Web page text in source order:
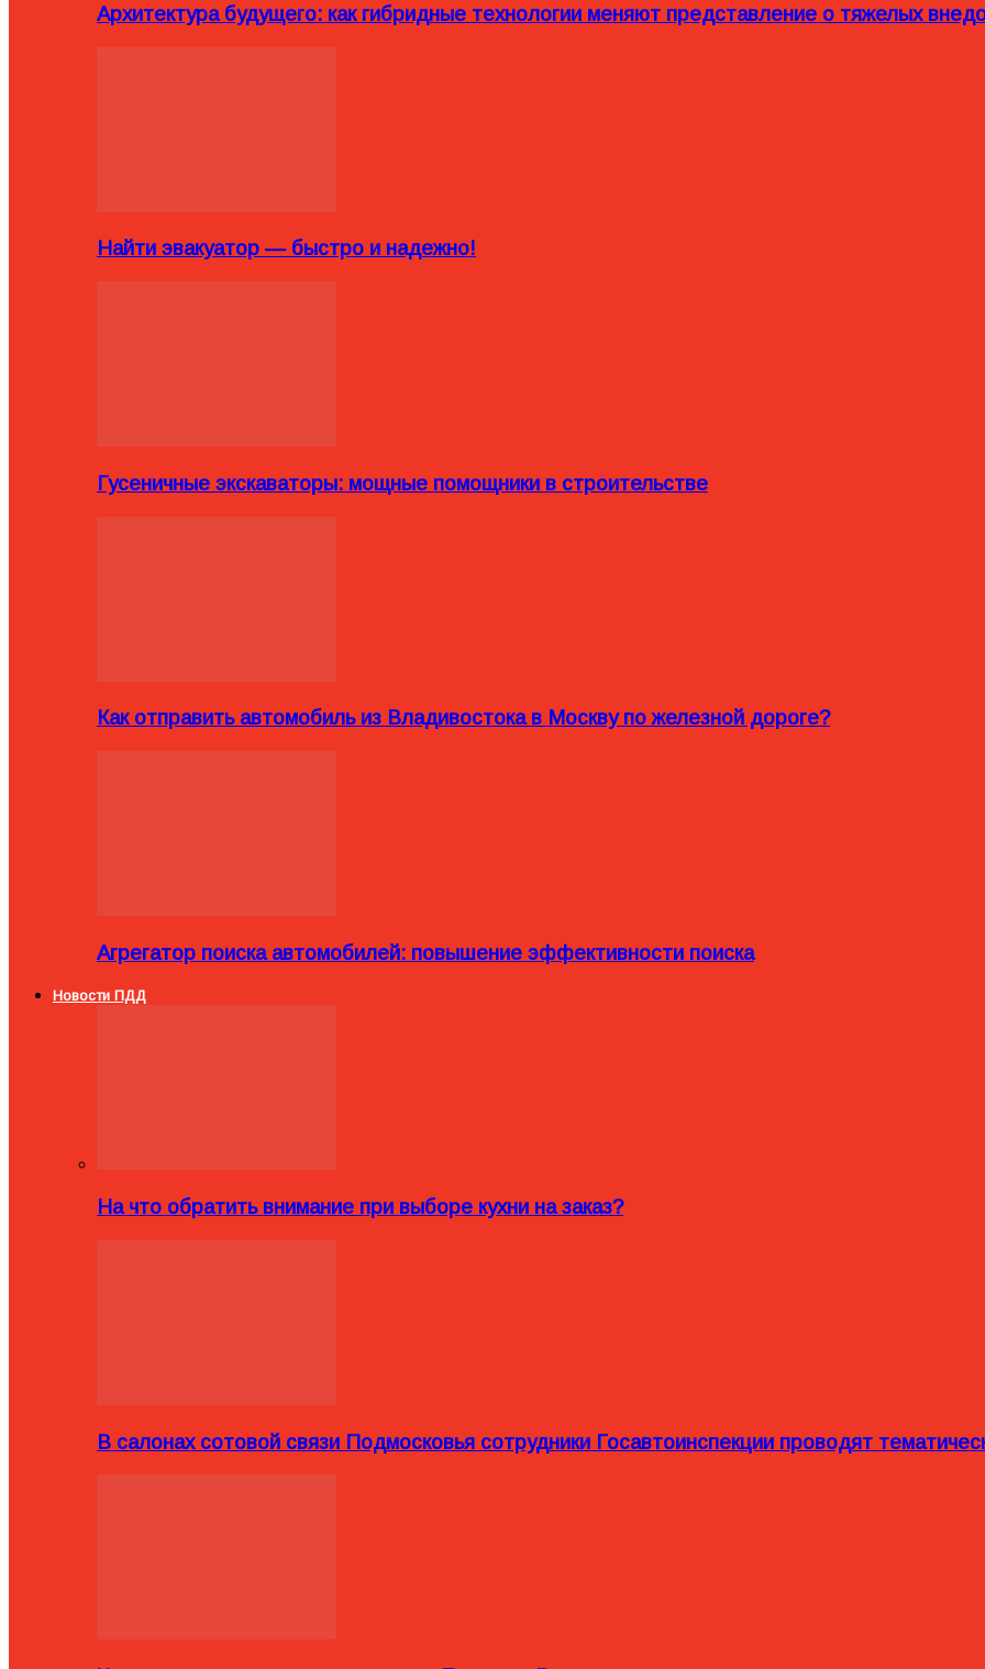
Архитектура будущего: как гибридные технологии меняют представление о тяжелых
Найти эвакуатор — быстро и надежно!
Гусеничные экскаваторы: мощные помощники в строительстве
Как отправить автомобиль из Владивостока в Москву по железной дороге?
Агрегатор поиска автомобилей: повышение эффективности поиска
Новости ПДД
На что обратить внимание при выборе кухни на заказ?
В салонах сотовой связи Подмосковья сотрудники Госавтоинспекции проводят